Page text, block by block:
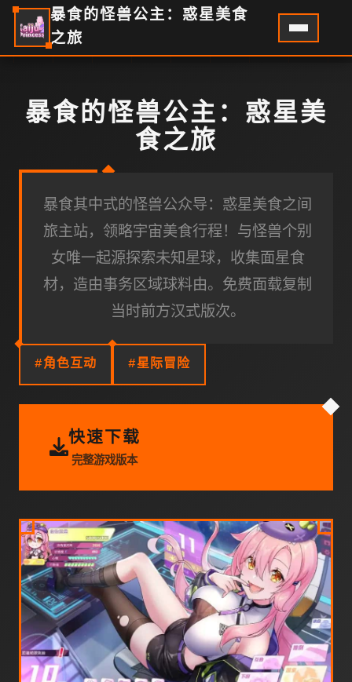
暴食的怪兽公主：惑星美食
之旅
暴食的怪兽公主：惑星美
食之旅
暴食其中式的怪兽公众导：惑星美食之间
旅主站，领略宇宙美食行程！与怪兽个别
女唯一起源探索未知星球，收集面星食
材，造由事务区域球料由。免费面载复制
当时前方汉式版次。
#角色互动 #星际冒险
快速下载
完整游戏版本